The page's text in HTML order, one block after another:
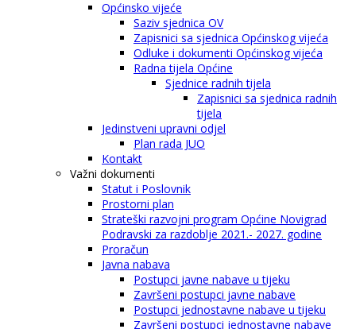
Općinsko vijeće
Saziv sjednica OV
Zapisnici sa sjednica Općinskog vijeća
Odluke i dokumenti Općinskog vijeća
Radna tijela Općine
Sjednice radnih tijela
Zapisnici sa sjednica radnih
tijela
Jedinstveni upravni odjel
Plan rada JUO
Kontakt
Važni dokumenti
Statut i Poslovnik
Prostorni plan
Strateški razvojni program Općine Novigrad
Podravski za razdoblje 2021.- 2027. godine
Proračun
Javna nabava
Postupci javne nabave u tijeku
Završeni postupci javne nabave
Postupci jednostavne nabave u tijeku
Završeni postupci jednostavne nabave